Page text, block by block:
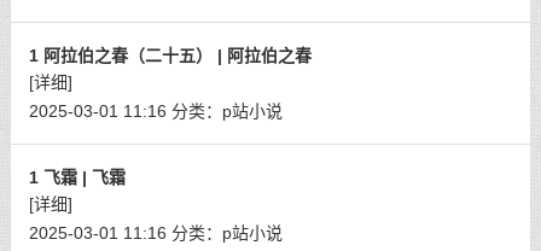
1 阿拉伯之春（二十五） | 阿拉伯之春
[详细]
2025-03-01 11:16 分类： p站小说
1 飞霜 | 飞霜
[详细]
2025-03-01 11:16 分类： p站小说